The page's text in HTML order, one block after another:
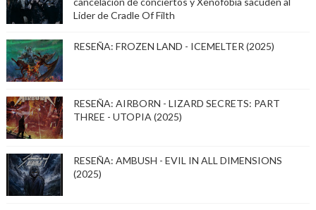
Lider de Cradle Of Filth
RESEÑA: FROZEN LAND - ICEMELTER (2025)
RESEÑA: AIRBORN - LIZARD SECRETS: PART
THREE - UTOPIA (2025)
RESEÑA: AMBUSH - EVIL IN ALL DIMENSIONS
(2025)